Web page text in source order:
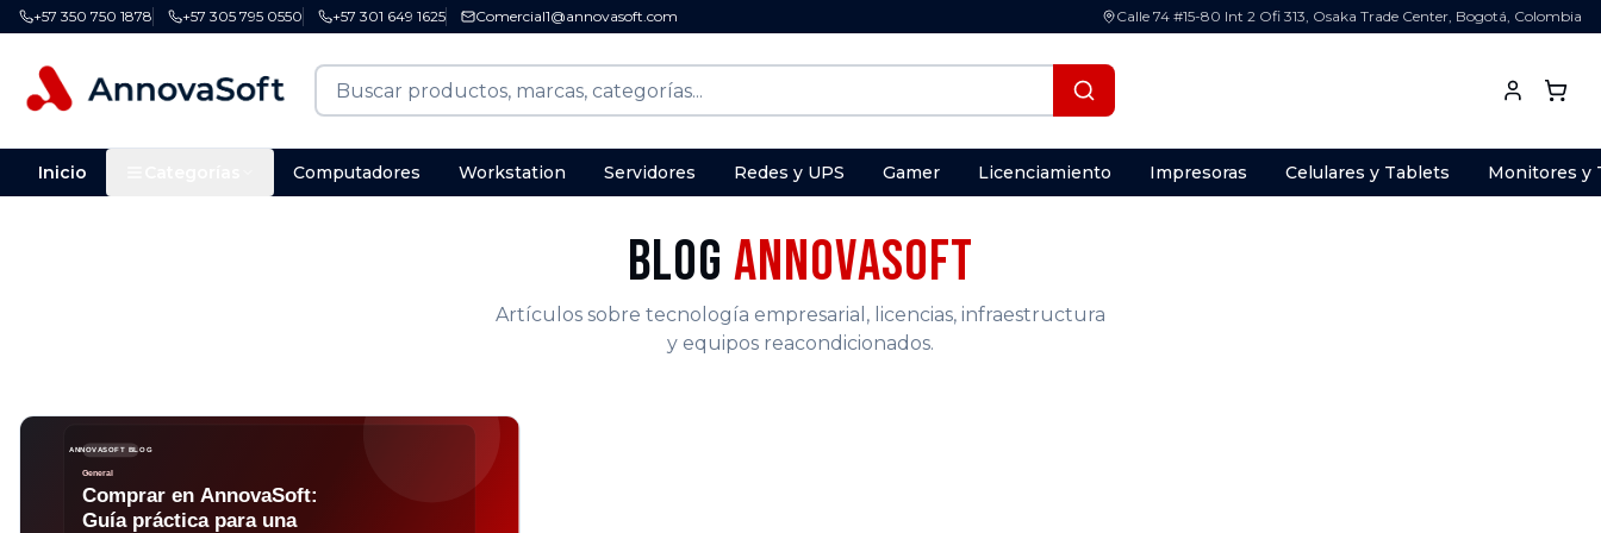
+57 350 750 1878 +57 305 795 0550 +57 301 649 1625 Comercial1@annovasoft.com Calle 74 #15-80 Int 2 Ofi 313, Osaka Trade Center, Bogotá, Colombia
Inicio Computadores Workstation Servidores Redes y UPS Gamer Licenciamiento Impresoras Celulares y Tablets Monitores y
Blog AnnovaSoft
Artículos sobre tecnología empresarial, licencias, infraestructura
y equipos reacondicionados.